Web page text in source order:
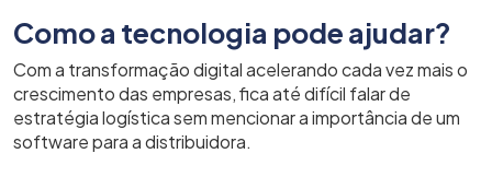
Como a tecnologia pode ajudar?
Com a transformação digital acelerando cada vez mais o
crescimento das empresas, fica até difícil falar de
estratégia logística sem mencionar a importância de um
software para a distribuidora.